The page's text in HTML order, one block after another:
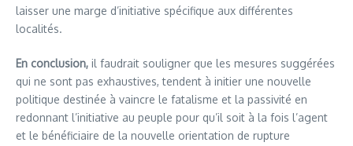
laisser une marge d’initiative spécifique aux différentes
localités.
En conclusion, il faudrait souligner que les mesures suggérées
qui ne sont pas exhaustives, tendent à initier une nouvelle
politique destinée à vaincre le fatalisme et la passivité en
redonnant l’initiative au peuple pour qu’il soit à la fois l’agent
et le bénéficiaire de la nouvelle orientation de rupture